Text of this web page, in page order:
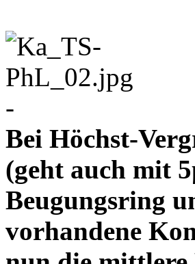
-
Bei Höchst-
(geht auch mit
Beugungsring
vorhandene